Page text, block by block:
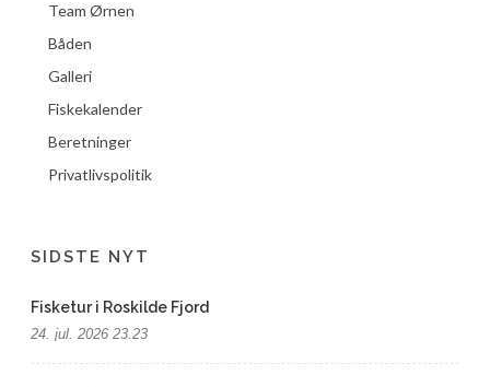
Team Ørnen
Båden
Galleri
Fiskekalender
Beretninger
Privatlivspolitik
SIDSTE NYT
Fisketur i Roskilde Fjord
24. jul. 2026 23.23